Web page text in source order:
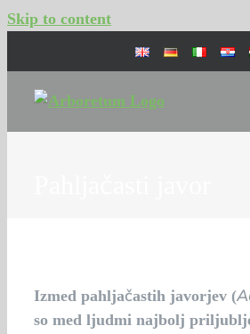
Skip to content
Izmed pahljačastih javorjev (
so med ljudmi najbolj